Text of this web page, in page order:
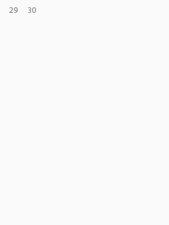
29
30